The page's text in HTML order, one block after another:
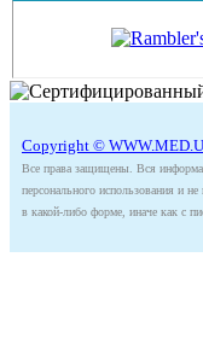
Copyright ©
Все права защищены. Вся
персонального использования и
в какой-либо форме, иначе как с